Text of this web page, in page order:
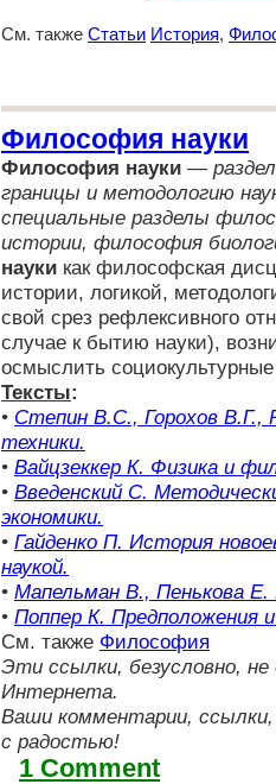
См. также Статьи История,
Философия науки
Философия науки —
границы и методологию
специальные разделы
истории, философия
науки как философская
истории, логикой,
свой срез рефлексивного
случае к бытию науки),
осмыслить
Тексты:
• Степин В.С., Горохов В.Г.,
техники.
• Вайцзеккер К. Физика и
• Введенский С.
экономики.
• Гайденко П. История
наукой.
• Мапельман В., Пенькова
• Поппер К. Предположения
См. также Философия
Эти ссылки, безусловно,
Интернета.
Ваши комментарии,
с радостью!
1 Comment